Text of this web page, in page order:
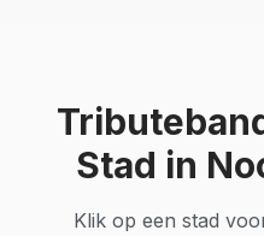
Stad in
Klik op een stad